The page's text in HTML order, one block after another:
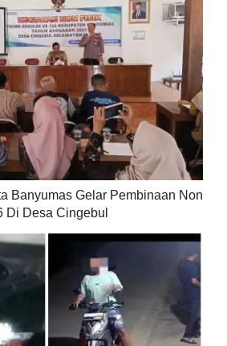
Banyumas Gelar Pembinaan Non
Di Desa Cingebul